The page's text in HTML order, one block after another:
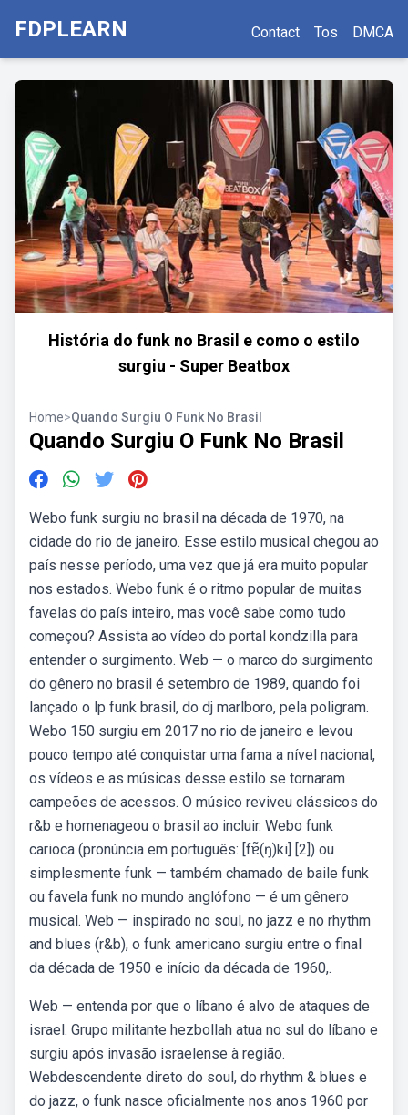
FDPLEARN Contact Tos DMCA
História do funk no Brasil e como o estilo
surgiu - Super Beatbox
Home>Quando Surgiu O Funk No Brasil
Quando Surgiu O Funk No Brasil
Webo funk surgiu no brasil na década de 1970, na
cidade do rio de janeiro. Esse estilo musical chegou ao
país nesse período, uma vez que já era muito popular
nos estados. Webo funk é o ritmo popular de muitas
favelas do país inteiro, mas você sabe como tudo
começou? Assista ao vídeo do portal kondzilla para
entender o surgimento. Web — o marco do surgimento
do gênero no brasil é setembro de 1989, quando foi
lançado o lp funk brasil, do dj marlboro, pela poligram.
Webo 150 surgiu em 2017 no rio de janeiro e levou
pouco tempo até conquistar uma fama a nível nacional,
os vídeos e as músicas desse estilo se tornaram
campeões de acessos. O músico reviveu clássicos do
r&b e homenageou o brasil ao incluir. Webo funk
carioca (pronúncia em português: [fɐ̃(ŋ)ki] [2]) ou
simplesmente funk — também chamado de baile funk
ou favela funk no mundo anglófono — é um gênero
musical. Web — inspirado no soul, no jazz e no rhythm
and blues (r&b), o funk americano surgiu entre o final
da década de 1950 e início da década de 1960,.
Web — entenda por que o líbano é alvo de ataques de
israel. Grupo militante hezbollah atua no sul do líbano e
surgiu após invasão israelense à região.
Webdescendente direto do soul, do rhythm & blues e
do jazz, o funk nasce oficialmente nos anos 1960 por